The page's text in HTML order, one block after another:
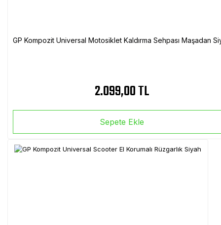
GP Kompozit Universal Motosiklet Kaldırma Sehpası Maşadan
2.099,00 TL
Sepete Ekle